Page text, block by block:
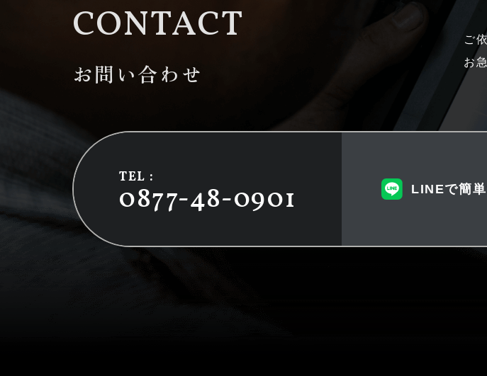
CONTACT
お問い合わせ
ご
お
TEL :
0877-48-0901 LINEで簡